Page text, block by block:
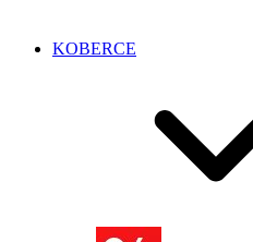
KOBERCE